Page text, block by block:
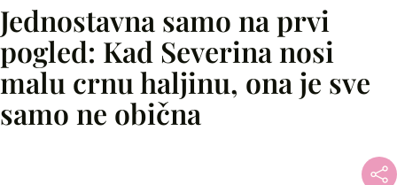
Jednostavna samo na prvi
pogled: Kad Severina nosi
malu crnu haljinu, ona je sve
samo ne obična
Facebook
X